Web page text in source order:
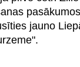
jauno